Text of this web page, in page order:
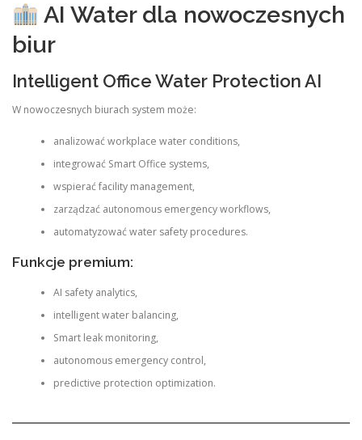
AI Water dla nowoczesnych
biur
Intelligent Office Water Protection AI
W nowoczesnych biurach system może:
analizować workplace water conditions,
integrować Smart Office systems,
wspierać facility management,
zarządzać autonomous emergency workflows,
automatyzować water safety procedures.
Funkcje premium:
AI safety analytics,
intelligent water balancing,
Smart leak monitoring,
autonomous emergency control,
predictive protection optimization.